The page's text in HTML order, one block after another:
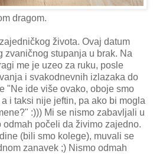
dragom.
života. Ovaj datum
zvaničnog stupanja u brak. Na
me je uzeo za ruku, posle
i svakodnevnih izlazaka do
"Ne ide više ovako, oboje smo
i taksi nije jeftin, pa ako bi mogla
:))) Mi se nismo zabavljali u
odmah počeli da živimo zajedno.
(bili smo kolege), muvali se
zanavek ;) Nismo odmah